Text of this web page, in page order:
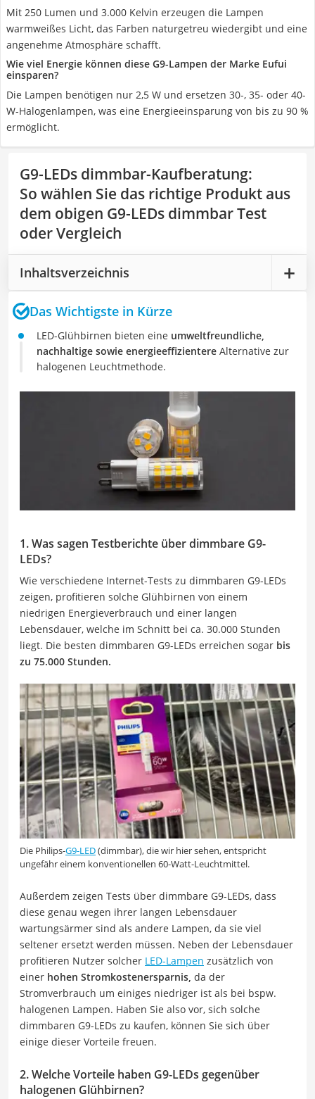
Mit 250 Lumen und 3.000 Kelvin erzeugen die Lampen
warmweißes Licht, das Farben naturgetreu wiedergibt und eine
angenehme Atmosphäre schafft.
Wie viel Energie können diese G9-Lampen der Marke Eufui
einsparen?
Die Lampen benötigen nur 2,5 W und ersetzen 30-, 35- oder 40-
W-Halogenlampen, was eine Energieeinsparung von bis zu 90 %
ermöglicht.
G9-LEDs dimmbar-Kaufberatung:
So wählen Sie das richtige Produkt aus
dem obigen G9-LEDs dimmbar Test
oder Vergleich
Inhaltsverzeichnis
Das Wichtigste in Kürze
LED-Glühbirnen bieten eine umweltfreundliche,
nachhaltige sowie energieeffizientere Alternative zur
halogenen Leuchtmethode.
1. Was sagen Testberichte über dimmbare G9-
LEDs?
Wie verschiedene Internet-Tests zu dimmbaren G9-LEDs
zeigen, profitieren solche Glühbirnen von einem
niedrigen Energieverbrauch und einer langen
Lebensdauer, welche im Schnitt bei ca. 30.000 Stunden
liegt. Die besten dimmbaren G9-LEDs erreichen sogar bis
zu 75.000 Stunden.
Die Philips-G9-LED(dimmbar), die wir hier sehen, entspricht
ungefähr einem konventionellen 60-Watt-Leuchtmittel.
Außerdem zeigen Tests über dimmbare G9-LEDs, dass
diese genau wegen ihrer langen Lebensdauer
wartungsärmer sind als andere Lampen, da sie viel
seltener ersetzt werden müssen. Neben der Lebensdauer
profitieren Nutzer solcher LED-Lampen zusätzlich von
einer hohen Stromkostenersparnis, da der
Stromverbrauch um einiges niedriger ist als bei bspw.
halogenen Lampen. Haben Sie also vor, sich solche
dimmbaren G9-LEDs zu kaufen, können Sie sich über
einige dieser Vorteile freuen.
2. Welche Vorteile haben G9-LEDs gegenüber
halogenen Glühbirnen?